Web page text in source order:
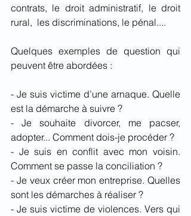
contrats, le droit administratif, le droit
rural,  les discriminations, le pénal....
Quelques exemples de question qui
peuvent être abordées :
- Je suis victime d’une arnaque. Quelle
est la démarche à suivre ?
- Je souhaite divorcer, me pacser,
adopter... Comment dois-je procéder ?
- Je suis en conflit avec mon voisin.
Comment se passe la conciliation ?
- Je veux créer mon entreprise. Quelles
sont les démarches à réaliser ?
- Je suis victime de violences. Vers qui